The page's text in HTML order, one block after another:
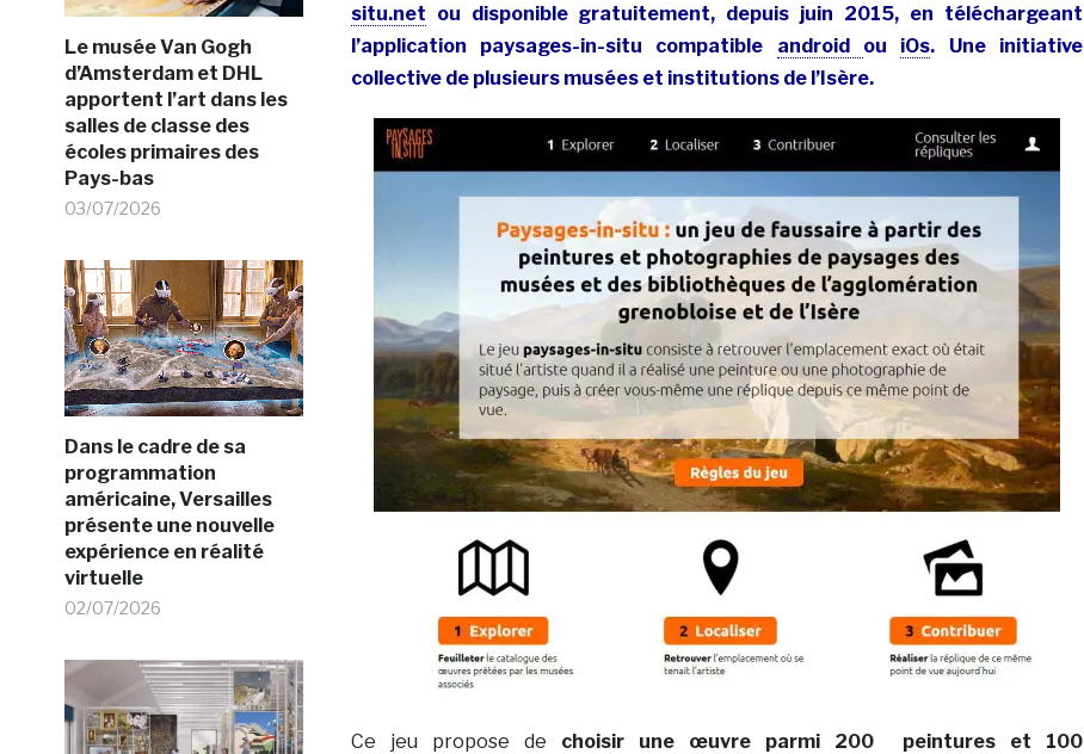
Le musée Van Gogh
d’Amsterdam et DHL
apportent l’art dans les
salles de classe des
écoles primaires des
Pays-bas
03/07/2026
Dans le cadre de sa
programmation
américaine, Versailles
présente une nouvelle
expérience en réalité
virtuelle
02/07/2026
situ.net ou disponible gratuitement, depuis juin 2015, en téléchargeant
l’application paysages-in-situ compatible android ou iOs. Une initiative
collective de plusieurs musées et institutions de l’Isère.
Ce jeu propose de choisir une œuvre parmi 200 peintures et 100